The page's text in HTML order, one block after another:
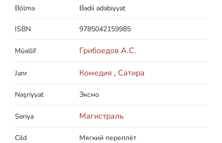
Bölmə Bədii ədəbiyyat
ISBN 9785042159985
Müəllif Грибоедов А.С.
Janr Комедия , Сатира
Nəşriyyat Эксмо
Seriya Магистраль
Cild Мягкий переплёт